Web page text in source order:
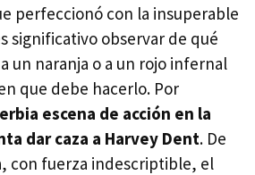
perfeccionó con la insuperable
significativo observar de qué
un naranja o a un rojo infernal
que debe hacerlo. Por
escena de acción en la
dar caza a Harvey Dent. De
con fuerza indescriptible, el